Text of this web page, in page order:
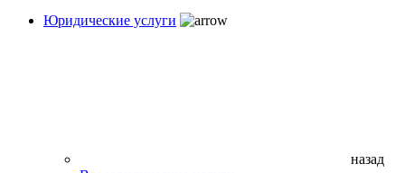
Юридические услуги
назад